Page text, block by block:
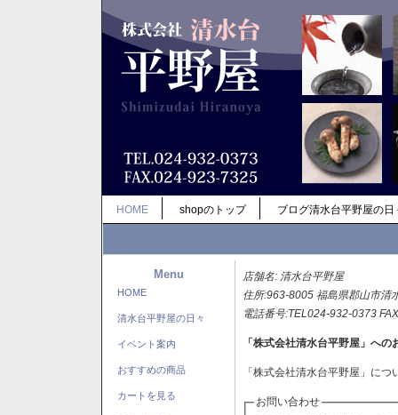
HOME shopのトップ ブログ清水台平野屋の日
Menu
HOME
清水台平野屋の日々
イベント案内
おすすめの商品
カートを見る
店舗名: 清水台平野屋
住所:963-8005 福島県郡山市清
電話番号:TEL024-932-0373
「株式会社清水台平野屋」への
「株式会社清水台平野屋」に
お問い合わせ